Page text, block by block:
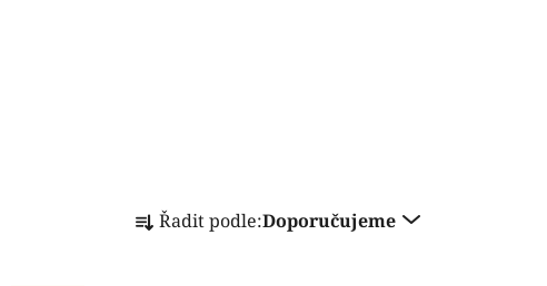
a Řadit podle:Doporučujeme